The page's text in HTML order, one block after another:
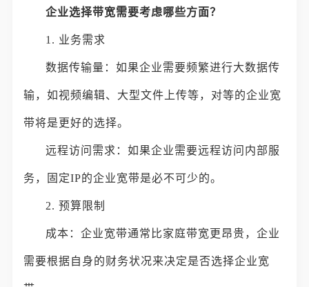
企业选择带宽需要考虑哪些方面？
1. 业务需求
数据传输量：如果企业需要频繁进行大数据传
输，如视频编辑、大型文件上传等，对等的企业宽
带将是更好的选择。
远程访问需求：如果企业需要远程访问内部服
务，固定IP的企业宽带是必不可少的。
2. 预算限制
成本：企业宽带通常比家庭带宽更昂贵，企业
需要根据自身的财务状况来决定是否选择企业宽